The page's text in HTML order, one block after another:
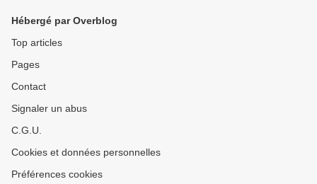
Hébergé par Overblog
Top articles
Pages
Contact
Signaler un abus
C.G.U.
Cookies et données personnelles
Préférences cookies